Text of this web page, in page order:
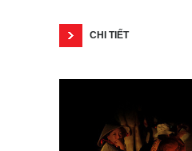
CHI TIẾT